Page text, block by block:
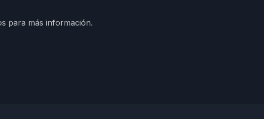
para más información.